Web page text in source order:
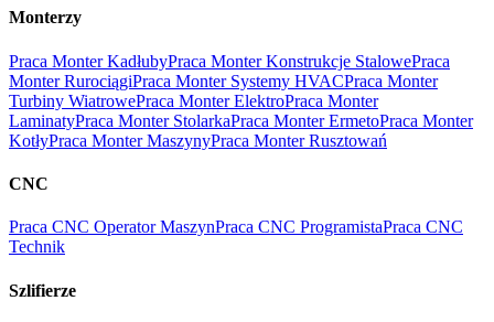
Monterzy
Praca Monter KadłubyPraca Monter Konstrukcje StalowePraca
Monter RurociągiPraca Monter Systemy HVACPraca Monter
Turbiny WiatrowePraca Monter ElektroPraca Monter
LaminatyPraca Monter StolarkaPraca Monter ErmetoPraca Monter
KotłyPraca Monter MaszynyPraca Monter Rusztowań
CNC
Praca CNC Operator MaszynPraca CNC ProgramistaPraca CNC
Technik
Szlifierze